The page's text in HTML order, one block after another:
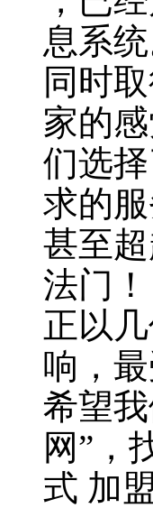
息系
同时
家的
们选
求的
甚至
法门
正以
响，
希望
网”，
式 加